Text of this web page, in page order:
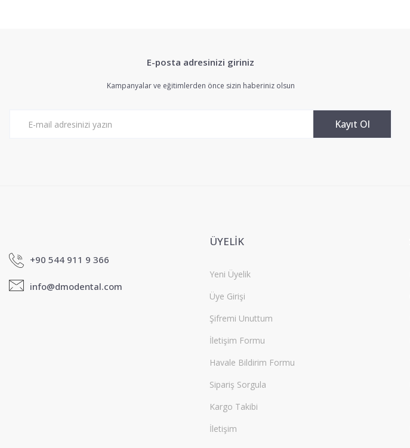
Ürün resmi kalitesiz, bozuk veya görüntülenemiyor.
Ürün açıklamasında eksik bilgiler bulunuyor.
Bu ürüne benzer farklı alternatifler olmalı.
E-posta adresinizi giriniz
Kampanyalar ve eğitimlerden önce sizin haberiniz olsun
Kayıt Ol
+90 544 911 9 366
info@dmodental.com
ÜYELİK
Yeni Üyelik
Üye Girişi
Şifremi Unuttum
İletişim Formu
Havale Bildirim Formu
Sipariş Sorgula
Kargo Takibi
İletişim